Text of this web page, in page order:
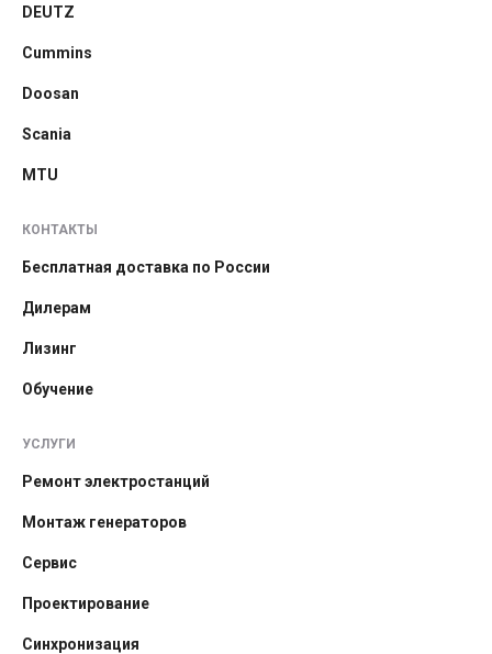
DEUTZ
Cummins
Doosan
Scania
MTU
КОНТАКТЫ
Бесплатная доставка по России
Дилерам
Лизинг
Обучение
УСЛУГИ
Ремонт электростанций
Монтаж генераторов
Сервис
Проектирование
Синхронизация